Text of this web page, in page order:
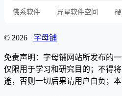
佛系软件 异星软件空间
© 2026 字母铺
免责声明：字母铺网站所发布的
仅限用于学习和研究目的；不得
途，否则一切后果请用户自负；